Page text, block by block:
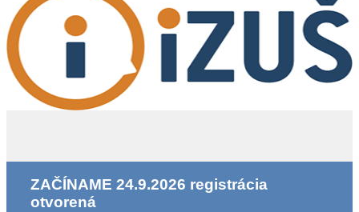
ZAČÍNAME 24.9.2026 registrácia
otvorená